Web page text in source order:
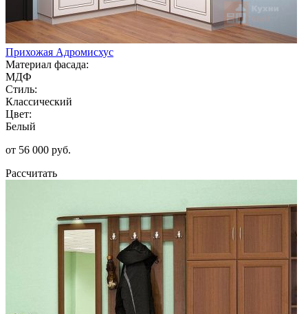
Прихожая Адромисхус
Материал фасада:
МДФ
Стиль:
Классический
Цвет:
Белый
от 56 000 руб.
Рассчитать